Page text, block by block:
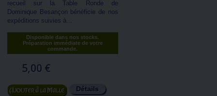
recueil sur la Table Ronde de
Dominique Besançon bénéficie de nos
expéditions suivies à...
Disponible dans nos stocks.
Préparation immédiate de votre
commande.
5,00 €
Ajouter au panier Détails